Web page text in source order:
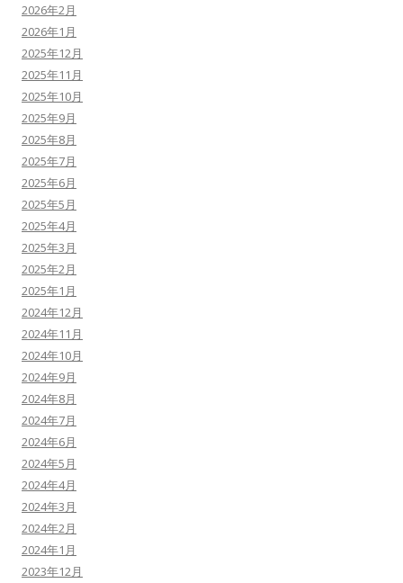
2026年2月
2026年1月
2025年12月
2025年11月
2025年10月
2025年9月
2025年8月
2025年7月
2025年6月
2025年5月
2025年4月
2025年3月
2025年2月
2025年1月
2024年12月
2024年11月
2024年10月
2024年9月
2024年8月
2024年7月
2024年6月
2024年5月
2024年4月
2024年3月
2024年2月
2024年1月
2023年12月